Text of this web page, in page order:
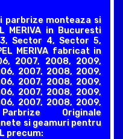
parbrize monteaza si
MERIVA in Bucuresti
Sector 4, Sector 5,
MERIVA fabricat in
2007, 2008, 2009,
2007, 2008, 2009,
2007, 2008, 2009,
2007, 2008, 2009,
2007, 2008, 2009,
Originale
si geamuri pentru
precum: